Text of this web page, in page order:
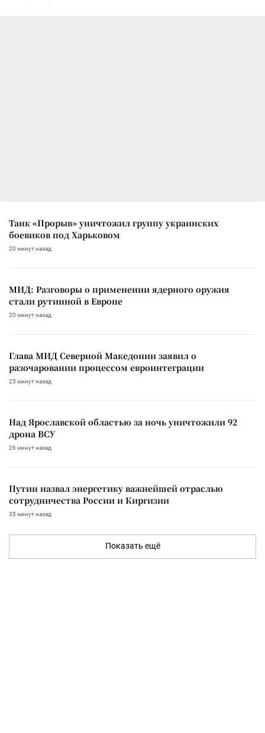
Танк «Прорыв» уничтожил группу украинских
боевиков под Харьковом
20 минут назад
МИД: Разговоры о применении ядерного оружия
стали рутинной в Европе
20 минут назад
Глава МИД Северной Македонии заявил о
разочаровании процессом евроинтеграции
25 минут назад
Над Ярославской областью за ночь уничтожили 92
дрона ВСУ
26 минут назад
Путин назвал энергетику важнейшей отраслью
сотрудничества России и Киргизии
35 минут назад
Показать ещё